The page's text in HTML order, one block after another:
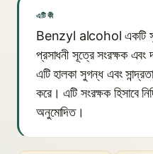
এটি কী
Benzyl alcohol একটি
প্রসাধনী সূত্রে সংরক্ষক এবং
এটি হালকা সুগন্ধ এবং
করে। এটি সংরক্ষক হিসাবে
অনুমোদিত।